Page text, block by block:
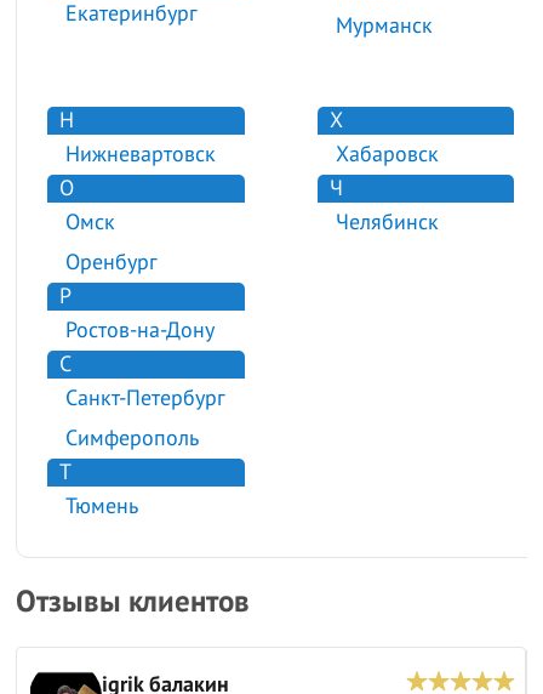
Екатеринбург
Мурманск
Н
Нижневартовск
О
Омск
Оренбург
Р
Ростов-на-Дону
С
Санкт-Петербург
Симферополь
Т
Тюмень
Х
Хабаровск
Ч
Челябинск
Отзывы клиентов
igrik балакин